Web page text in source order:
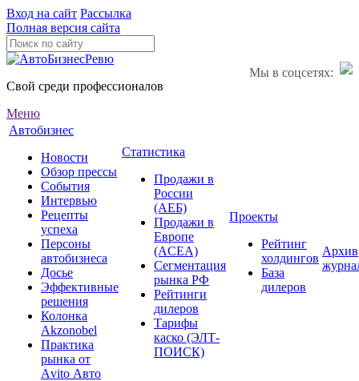
Вход на сайт Рассылка
Полная версия сайта
Мы в соцсетях:
Свой среди профессионалов
Меню
Автобизнес
Новости
Обзор прессы
События
Интервью
Рецепты
успеха
Персоны
автобизнеса
Досье
Эффективные
решения
Колонка
Akzonobel
Практика
рынка от
Аvito Авто
Статистика
Продажи в
России
(АЕБ)
Продажи в
Европе
(ACEA)
Сегментация
рынка РФ
Рейтинги
дилеров
Тарифы
каско (ЭЛТ-
ПОИСК)
Проекты
Рейтинг
холдингов
База
дилеров
Архив